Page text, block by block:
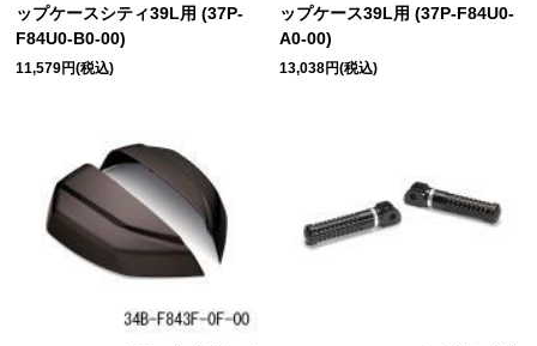
ップケースシティ39L用 (37P-
F84U0-B0-00)
11,579円(税込)
ップケース39L用 (37P-F84U0-
A0-00)
13,038円(税込)